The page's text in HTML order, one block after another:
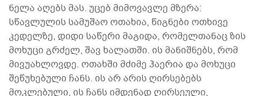
ნელა აღებს მას. უცებ მიმოვავლე მზერა:
სწავლულის სამუშაო ოთახია, წიგნები ოთხივე
კედელზე, დიდი საწერი მაგიდა, რომელთანაც ზის
მოხუცი გრძელ, შავ ხალათში. ის მანიშნებს, რომ
მივუახლოვდე. ოთახში მძიმე ჰაერია და მოხუცი
შეწუხებული ჩანს. ის არ არის ღირსებებს
მოკლებული, ის ჩანს იმდენად ღირსეული,